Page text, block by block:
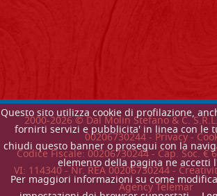
Questo sito utilizza cookie di profilazione,
fornirti servizi e pubblicita' in linea con le
chiudi questo banner o prosegui con la
elemento della pagina ne accetti
Per maggiori informazioni su come
2000-2026© Dal Molin Stefano & C.
00206730244 - Privacy-
Codice Fiscale: 00206730244 - Cap. Soc. €
VI: 114340 - Nr. REA 00206730244 -
Agency Telemar